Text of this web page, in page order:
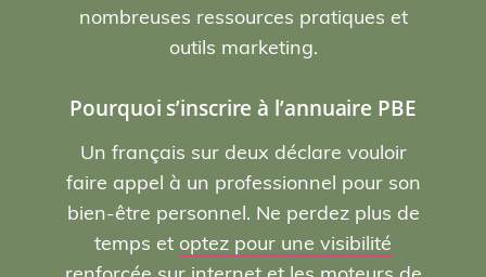
nombreuses ressources pratiques et
outils marketing.
Pourquoi s’inscrire à l’annuaire PBE
Un français sur deux déclare vouloir
faire appel à un professionnel pour son
bien-être personnel. Ne perdez plus de
temps et optez pour une visibilité